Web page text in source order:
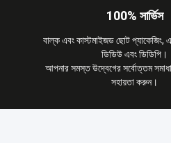
100% সার্ভিস
বাল্ক এবং কাস্টমাইজড ছোট
ডিডিউ এবং ডিডিপি।
আপনার সমস্ত উদ্বেগের সর্বোত্তম
সহায়তা করুন।